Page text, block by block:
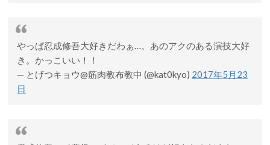
やっぱ忍成修吾大好きだわぁ…。あのアクのある演技大好
き。かっこいい！！
— とげつキョウ@筋肉教布教中 (@kat0kyo) 2017年5月23
日